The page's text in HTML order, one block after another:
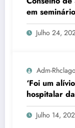
em
Julho 24,
Adm-
‘Foi um
hospitalar
transforma
Julho 14,